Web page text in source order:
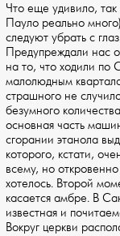
Что еще удивило,
Пауло реально
следуют убрать с
Предупреждали нас
на то, что ходили по
малолюдным
страшного не
безумного
основная часть
сгорании этанола
которого, кстати,
всему, но
хотелось. Второй
касается амбре. В
известная и
Вокруг церкви